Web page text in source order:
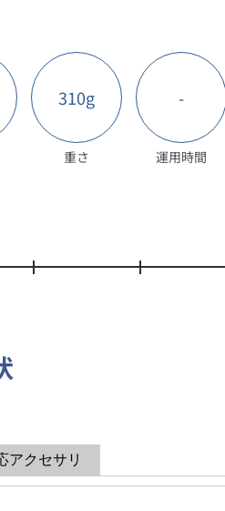
310g
重さ
-
運用時間
アクセサリ